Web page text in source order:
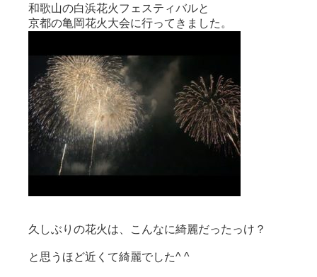
和歌山の白浜花火フェスティバルと
京都の亀岡花火大会に行ってきました。
久しぶりの花火は、こんなに綺麗だったっけ？
と思うほど近くて綺麗でした^ ^